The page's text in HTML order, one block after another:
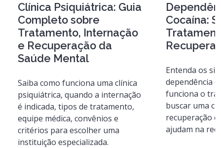
Clínica Psiquiátrica: Guia
Completo sobre
Tratamento, Internação
e Recuperação da
Saúde Mental
Saiba como funciona uma clínica
psiquiátrica, quando a internação
é indicada, tipos de tratamento,
equipe médica, convênios e
critérios para escolher uma
instituição especializada.
Cocaína:
Entenda os
dependência
funciona o
buscar uma
recuperação
ajudam na